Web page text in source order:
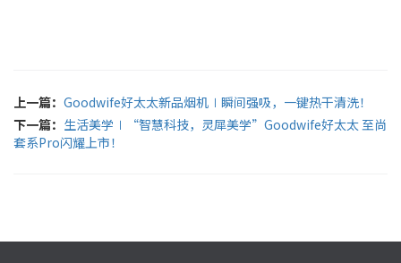
上一篇： Goodwife好太太新品烟机∣瞬间强吸，一键热干清洗！
下一篇： 生活美学∣“智慧科技，灵犀美学”Goodwife好太太 至尚
套系Pro闪耀上市！